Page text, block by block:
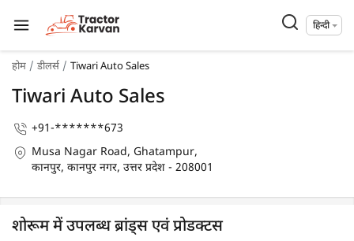
हिन्दी
होम डीलर्स Tiwari Auto Sales
Tiwari Auto Sales
+91-*******673
Musa Nagar Road, Ghatampur,
कानपुर, कानपुर नगर, उत्तर प्रदेश - 208001
शोरूम में उपलब्ध ब्रांड्स एवं प्रोडक्टस